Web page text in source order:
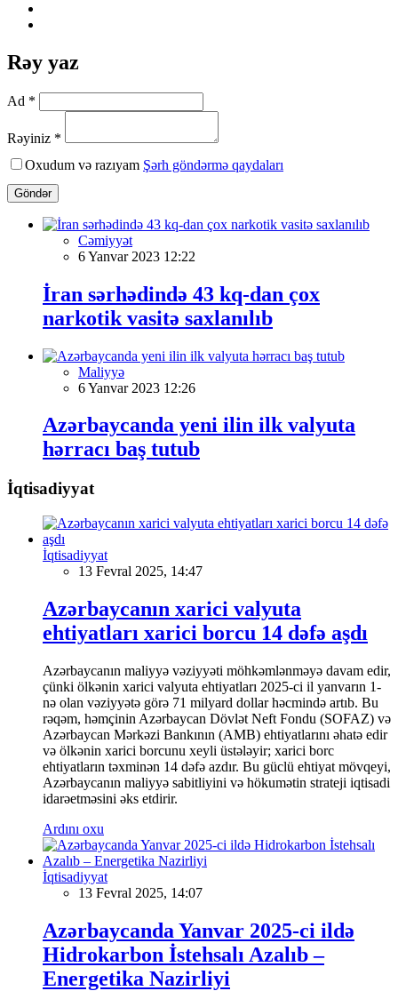
Rəy yaz
Ad *
Rəyiniz *
Oxudum və razıyam Şərh göndərmə qaydaları
Göndər
Cəmiyyət
6 Yanvar 2023 12:22
İran sərhədində 43 kq-dan çox
narkotik vasitə saxlanılıb
Maliyyə
6 Yanvar 2023 12:26
Azərbaycanda yeni ilin ilk valyuta
hərracı baş tutub
İqtisadiyyat
İqtisadiyyat
13 Fevral 2025, 14:47
Azərbaycanın xarici valyuta
ehtiyatları xarici borcu 14 dəfə aşdı
Azərbaycanın maliyyə vəziyyəti möhkəmlənməyə davam edir,
çünki ölkənin xarici valyuta ehtiyatları 2025-ci il yanvarın 1-
nə olan vəziyyətə görə 71 milyard dollar həcmində artıb. Bu
rəqəm, həmçinin Azərbaycan Dövlət Neft Fondu (SOFAZ) və
Azərbaycan Mərkəzi Bankının (AMB) ehtiyatlarını əhatə edir
və ölkənin xarici borcunu xeyli üstələyir; xarici borc
ehtiyatların təxminən 14 dəfə azdır. Bu güclü ehtiyat mövqeyi,
Azərbaycanın maliyyə sabitliyini və hökumətin strateji iqtisadi
idarəetməsini əks etdirir.
Ardını oxu
İqtisadiyyat
13 Fevral 2025, 14:07
Azərbaycanda Yanvar 2025-ci ildə
Hidrokarbon İstehsalı Azalıb –
Energetika Nazirliyi